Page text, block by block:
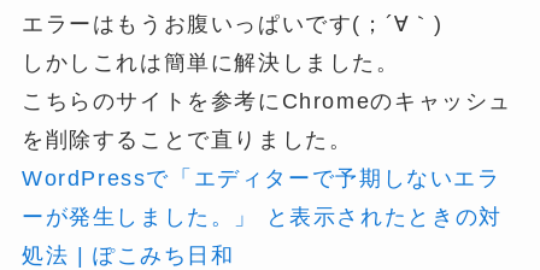
エラーはもうお腹いっぱいです(；´∀｀)
しかしこれは簡単に解決しました。
こちらのサイトを参考にChromeのキャッシュ
を削除することで直りました。
WordPressで「エディターで予期しないエラ
ーが発生しました。」 と表示されたときの対
処法 | ぽこみち日和